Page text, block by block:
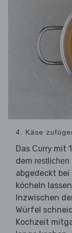
4. Käse
Das Curry mit
dem restlichen
abgedeckt
köcheln
Inzwischen
Würfel
Kochzeit